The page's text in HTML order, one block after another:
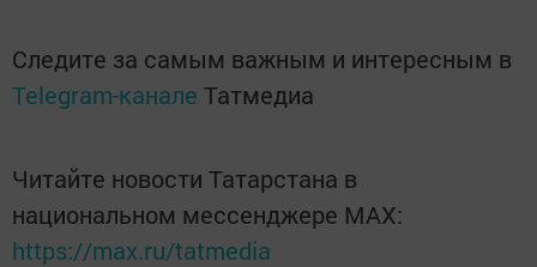
Следите за самым важным и интересным в
Telegram-канале Татмедиа
Читайте новости Татарстана в
национальном мессенджере MАХ:
https://max.ru/tatmedia